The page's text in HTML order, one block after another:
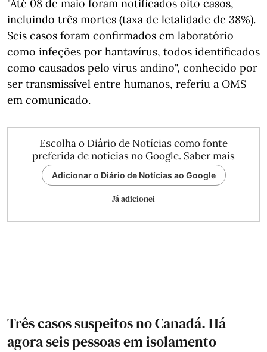
"Até 08 de maio foram notificados oito casos,
incluindo três mortes (taxa de letalidade de 38%).
Seis casos foram confirmados em laboratório
como infeções por hantavírus, todos identificados
como causados pelo vírus andino", conhecido por
ser transmissível entre humanos, referiu a OMS
em comunicado.
Escolha o Diário de Notícias como fonte
preferida de notícias no Google. Saber mais
Adicionar o Diário de Notícias ao Google
Já adicionei
Três casos suspeitos no Canadá. Há
agora seis pessoas em isolamento